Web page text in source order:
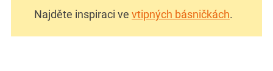
Najděte inspiraci ve vtipných básničkách.